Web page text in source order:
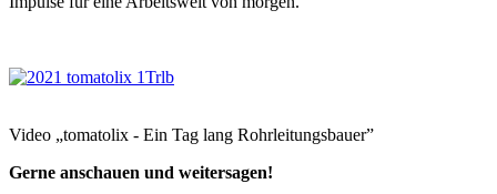
Video „tomatolix - Ein Tag lang Rohrleitungsbauer”
Gerne anschauen und weitersagen!